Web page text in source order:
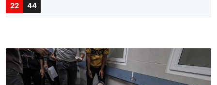
22 44